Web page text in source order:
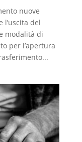
nuove
l’uscita del
modalità di
per l’apertura